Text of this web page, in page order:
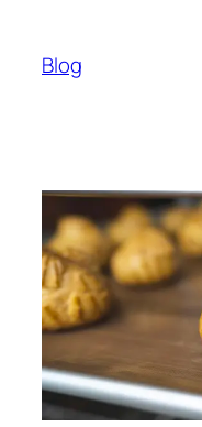
phầnBlog